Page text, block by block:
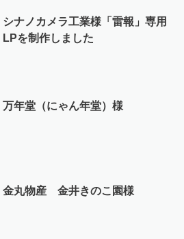
シナノカメラ工業様「雷報」専用
LPを制作しました
万年堂（にゃん年堂）様
金丸物産 金井きのこ園様